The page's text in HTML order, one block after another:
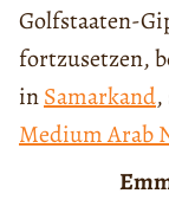
Golfstaaten-
fortzusetzen,
inSamarkand
Medium Arab